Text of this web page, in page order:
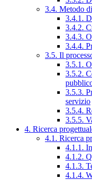
3.4. Metodo
3.4.1.
3.4.2.
3.4.3.
3.4.4.
3.5. Il
3.5.1.
3.5.2.
3.5.3.
servizio
3.5.4.
3.5.5.
4. Ricerca
4.1. Ricerca
4.1.1.
4.1.2.
4.1.3.
4.1.4.